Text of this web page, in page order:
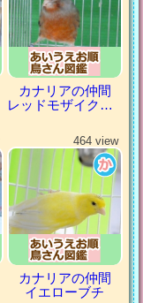
カナリアの仲間
レッドモザイクカナリア
464 view
カナリアの仲間
イエローブチ